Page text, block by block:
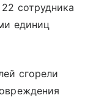
сотрудника
единиц
сгорели